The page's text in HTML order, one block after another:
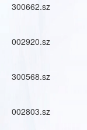
300662.sz
002920.sz
300568.sz
002803.sz